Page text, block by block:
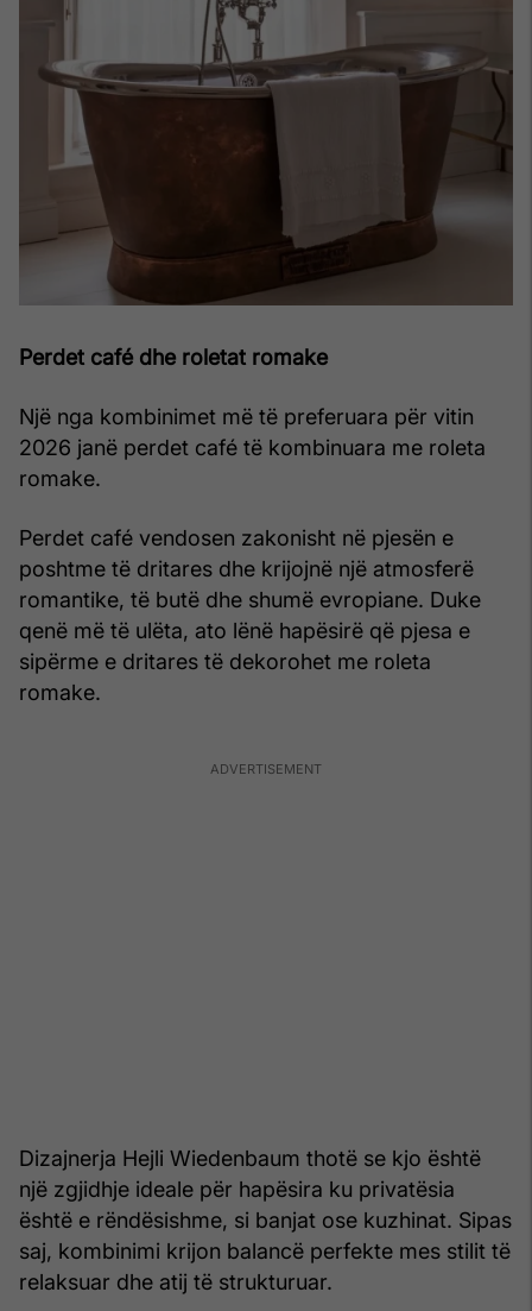
Perdet café dhe roletat romake
Një nga kombinimet më të preferuara për vitin
2026 janë perdet café të kombinuara me roleta
romake.
Perdet café vendosen zakonisht në pjesën e
poshtme të dritares dhe krijojnë një atmosferë
romantike, të butë dhe shumë evropiane. Duke
qenë më të ulëta, ato lënë hapësirë që pjesa e
sipërme e dritares të dekorohet me roleta
romake.
Dizajnerja Hejli Wiedenbaum thotë se kjo është
një zgjidhje ideale për hapësira ku privatësia
është e rëndësishme, si banjat ose kuzhinat. Sipas
saj, kombinimi krijon balancë perfekte mes stilit të
relaksuar dhe atij të strukturuar.